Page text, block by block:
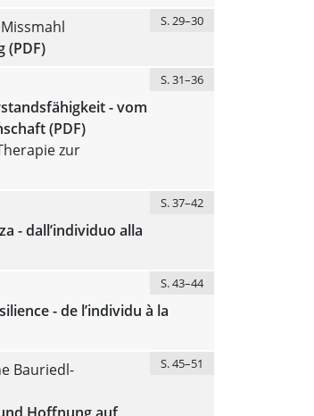
S. 29–30
(PDF)
S. 31–36
- vom
(PDF)
zur
S. 37–42
- dall’individuo alla
S. 43–44
- de l’individu à la
Bauriedl-
S. 45–51